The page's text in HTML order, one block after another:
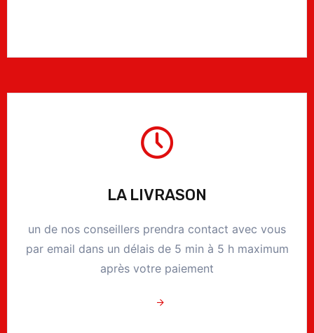
LA LIVRASON
un de nos conseillers prendra contact avec vous
par email dans un délais de 5 min à 5 h maximum
après votre paiement